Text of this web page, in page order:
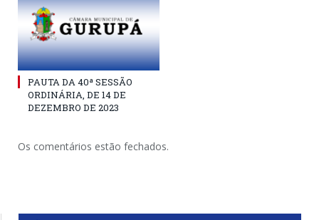
PAUTA DA 40ª SESSÃO
ORDINÁRIA, DE 14 DE
DEZEMBRO DE 2023
Os comentários estão fechados.